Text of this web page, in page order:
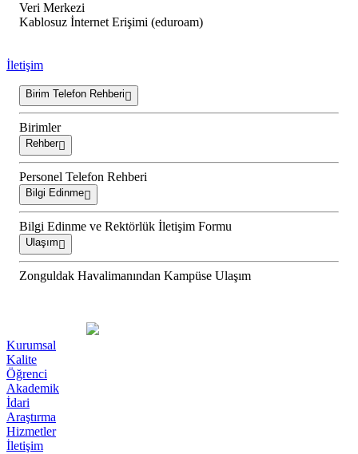
Veri Merkezi
Kablosuz İnternet Erişimi (eduroam)
İletişim
Birim Telefon Rehberi
Birimler
Rehber
Personel Telefon Rehberi
Bilgi Edinme
Bilgi Edinme ve Rektörlük İletişim Formu
Ulaşım
Zonguldak Havalimanından Kampüse Ulaşım
Kurumsal
Kalite
Öğrenci
Akademik
İdari
Araştırma
Hizmetler
İletişim